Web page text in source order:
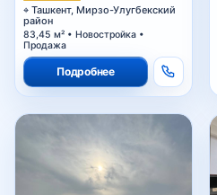
Ташкент, Мирзо-Улугбекский
район
83,45 м² • Новостройка •
Продажа
Подробнее